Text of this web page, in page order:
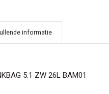
informatie
5:1 ZW 26L BAM01